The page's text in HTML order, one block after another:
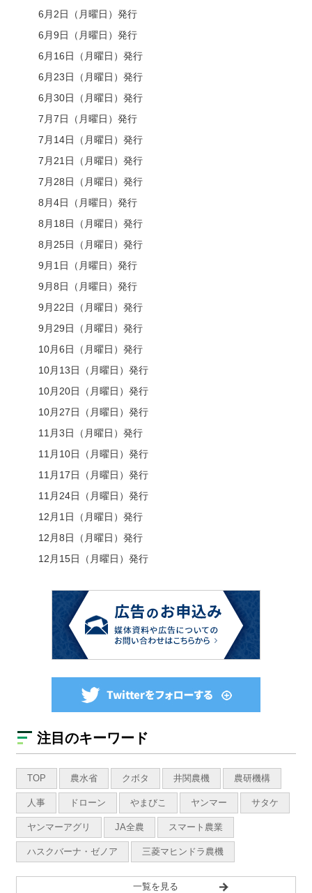
6月2日（月曜日）発行
6月9日（月曜日）発行
6月16日（月曜日）発行
6月23日（月曜日）発行
6月30日（月曜日）発行
7月7日（月曜日）発行
7月14日（月曜日）発行
7月21日（月曜日）発行
7月28日（月曜日）発行
8月4日（月曜日）発行
8月18日（月曜日）発行
8月25日（月曜日）発行
9月1日（月曜日）発行
9月8日（月曜日）発行
9月22日（月曜日）発行
9月29日（月曜日）発行
10月6日（月曜日）発行
10月13日（月曜日）発行
10月20日（月曜日）発行
10月27日（月曜日）発行
11月3日（月曜日）発行
11月10日（月曜日）発行
11月17日（月曜日）発行
11月24日（月曜日）発行
12月1日（月曜日）発行
12月8日（月曜日）発行
12月15日（月曜日）発行
注目のキーワード
TOP 農水省 クボタ 井関農機 農研機構
人事 ドローン やまびこ ヤンマー サタケ
ヤンマーアグリ JA全農 スマート農業
ハスクバーナ・ゼノア 三菱マヒンドラ農機
一覧を見る